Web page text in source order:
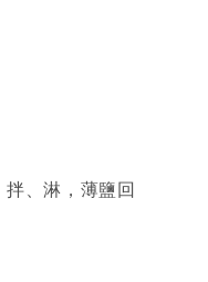
、淋，薄鹽回